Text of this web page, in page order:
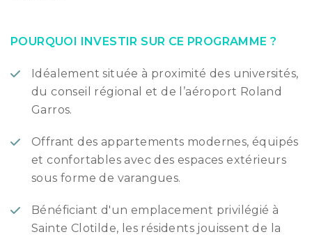
POURQUOI INVESTIR SUR CE PROGRAMME ?
Idéalement située à proximité des universités,
du conseil régional et de l’aéroport Roland
Garros.
Offrant des appartements modernes, équipés
et confortables avec des espaces extérieurs
sous forme de varangues.
Bénéficiant d'un emplacement privilégié à
Sainte Clotilde, les résidents jouissent de la